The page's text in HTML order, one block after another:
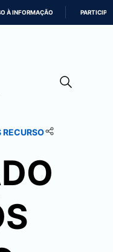
À INFORMAÇÃO PARTICIPE
RECURSO